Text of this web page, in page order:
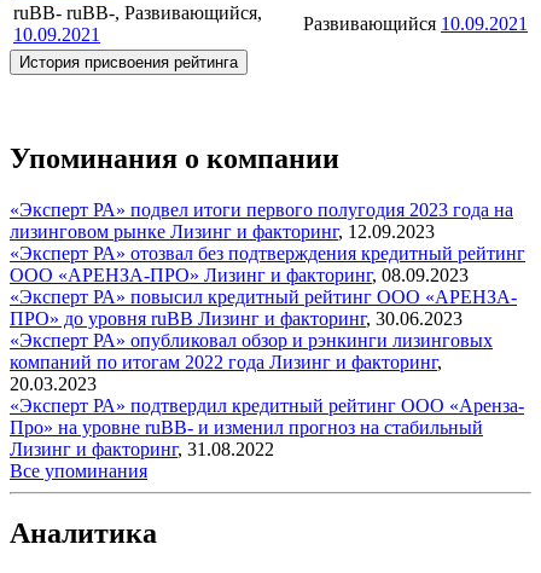
ruBB- ruBB-, Развивающийся,
10.09.2021
Развивающийся 10.09.2021
История присвоения рейтинга
Упоминания о компании
«Эксперт РА» подвел итоги первого полугодия 2023 года на
лизинговом рынке Лизинг и факторинг, 12.09.2023
«Эксперт РА» отозвал без подтверждения кредитный рейтинг
ООО «АРЕНЗА-ПРО» Лизинг и факторинг, 08.09.2023
«Эксперт РА» повысил кредитный рейтинг ООО «АРЕНЗА-
ПРО» до уровня ruВB Лизинг и факторинг, 30.06.2023
«Эксперт РА» опубликовал обзор и рэнкинги лизинговых
компаний по итогам 2022 года Лизинг и факторинг,
20.03.2023
«Эксперт РА» подтвердил кредитный рейтинг ООО «Аренза-
Про» на уровне ruВB- и изменил прогноз на стабильный
Лизинг и факторинг, 31.08.2022
Все упоминания
Аналитика